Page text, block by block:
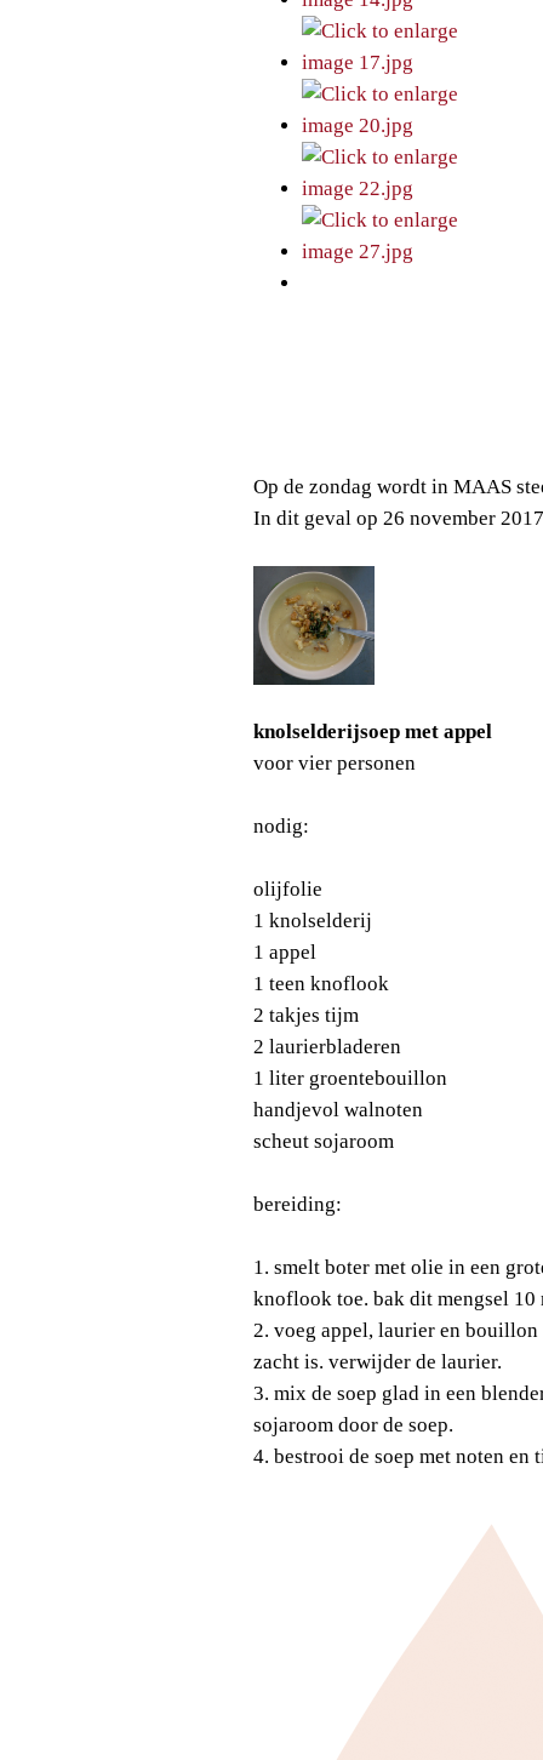
Op de zondag wordt in MAAS
In dit geval op 26 november 2017
knolselderijsoep met appel
voor vier personen
nodig:
olijfolie
1 knolselderij
1 appel
1 teen knoflook
2 takjes tijm
2 laurierbladeren
1 liter groentebouillon
handjevol walnoten
scheut sojaroom
bereiding:
1. smelt boter met olie in een
knoflook toe. bak dit mengsel 10
2. voeg appel, laurier en
zacht is. verwijder de laurier.
3. mix de soep glad in een
sojaroom door de soep.
4. bestrooi de soep met noten en